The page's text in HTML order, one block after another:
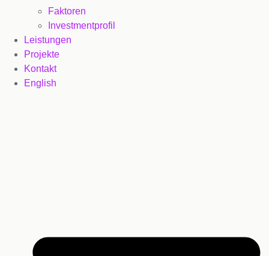
Faktoren
Investmentprofil
Leistungen
Projekte
Kontakt
English